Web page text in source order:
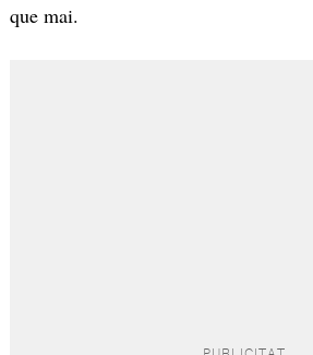
que mai.